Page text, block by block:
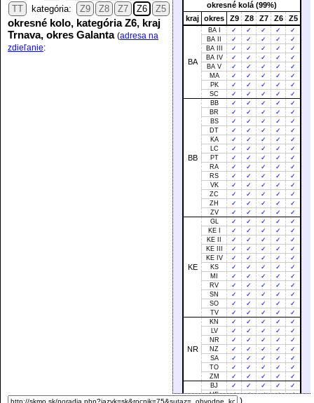
okresné kolá (99%)
kraj okres Z9 Z8 Z7 Z6 Z5
BA
BA I ✓ ✓ ✓ ✓
✓
BA II
✓ ✓ ✓ ✓
✓
BA III
✓ ✓ ✓ ✓
✓
BA IV
✓ ✓ ✓ ✓
✓
BA V
✓ ✓ ✓ ✓
✓
MA
✓ ✓ ✓ ✓
✓
PK
✓ ✓ ✓ ✓
✓
SC
✓ ✓ ✓ ✓ ✓
BB
BB ✓ ✓ ✓ ✓
✓
BR
✓ ✓ ✓ ✓
✓
BS
✓ ✓ ✓ ✓
✓
DT
✓ ✓ ✓ ✓
✓
KA
✓ ✓ ✓ ✓
✓
LC
✓ ✓ ✓ ✓
✓
PT
✓ ✓ ✓ ✓
✓
RA
✓ ✓ ✓ ✓
✓
RS
✓ ✓ ✓ ✓
✓
VK
✓ ✓ ✓ ✓
✓
ZC
✓ ✓ ✓ ✓
✓
ZH
✓ ✓ ✓ ✓
✓
ZV
✓ ✓ ✓ ✓ ✓
KE
GL ✓ ✓ ✓ ✓
✓
KE I
✓ ✓ ✓ ✓
✓
KE II
✓ ✓ ✓ ✓
✓
KE III
✓ ✓ ✓ ✓
✓
KE IV
✓ ✓ ✓ ✓
✓
KS
✓ ✓ ✓ ✓
✓
MI
✓ ✓ ✓ ✓
✓
RV
✓ ✓ ✓ ✓
✓
SN
✓ ✓ ✓ ✓
✓
SO
✓ ✓ ✓ ✓
✓
TV
✓ ✓ ✓ ✓ ✓
NR
KN ✓ ✓ ✓ ✓
✓
LV
✓ ✓ ✓ ✓
✓
NR
✓ ✓ ✓ ✓
✓
NZ
✓ ✓ ✓ ✓
✓
SA
✓ ✓ ✓ ✓
✓
TO
✓ ✓ ✓ ✓
✓
ZM
✓ ✓ ✓ ✓
✓
BJ
✓ ✓ ✓ ✓
✓
HE
✓ ✓ ✓ ✓
✓
TT
kategória: Z9 Z8 Z7 Z6 Z5
okresné kolo, kategória Z6, kraj
Trnava, okres Galanta (adresa na
zdieľanie: